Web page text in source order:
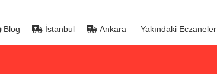
Blog İstanbul Ankara Yakındaki Eczaneler